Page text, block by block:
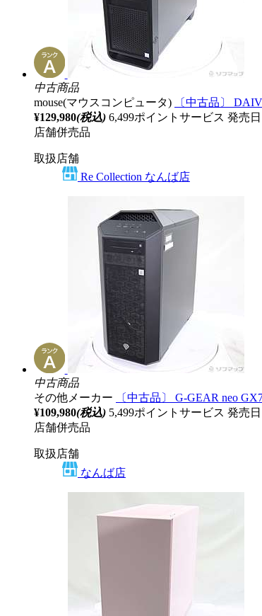
中古商品
mouse(マウスコンピュータ)
〔中古品〕
¥129,980(税込) 6,499ポイントサービス 発売
店舗併売品
取扱店舗
Re Collection なんば店
中古商品
その他メーカー
〔中古品〕 G-GEAR neo
¥109,980(税込) 5,499ポイントサービス 発売
店舗併売品
取扱店舗
なんば店